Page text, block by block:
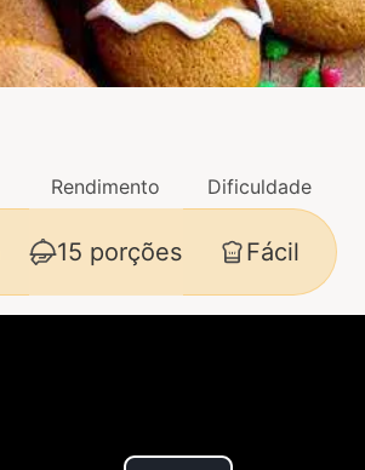
Rendimento Dificuldade
15 porções Fácil